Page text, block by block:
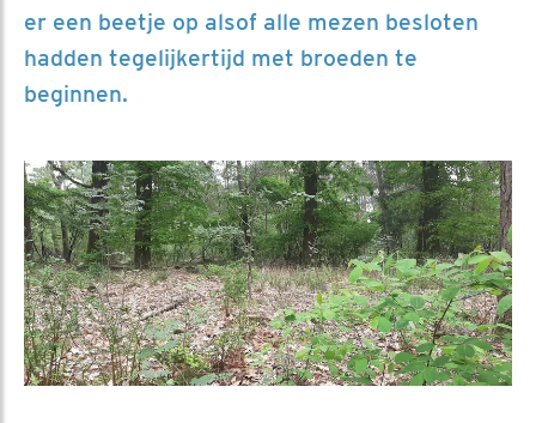
er een beetje op alsof alle mezen besloten
hadden tegelijkertijd met broeden te
beginnen.